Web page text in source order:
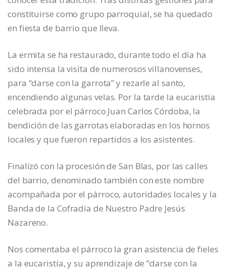
constituirse como grupo parroquial, se ha quedado
en fiesta de barrio que lleva.
La ermita se ha restaurado, durante todo el día ha
sido intensa la visita de numerosos villanovenses,
para “darse con la garrota” y rezarle al santo,
encendiendo algunas velas. Por la tarde la eucaristía
celebrada por el párroco Juan Carlos Córdoba, la
bendición de las garrotas elaboradas en los hornos
locales y que fueron repartidos a los asistentes.
Finalizó con la procesión de San Blas, por las calles
del barrio, denominado también con este nombre
acompañada por el párroco, autoridades locales y la
Banda de la Cofradía de Nuestro Padre Jesús
Nazareno.
Nos comentaba el párroco la gran asistencia de fieles
a la eucaristía, y su aprendizaje de “darse con la